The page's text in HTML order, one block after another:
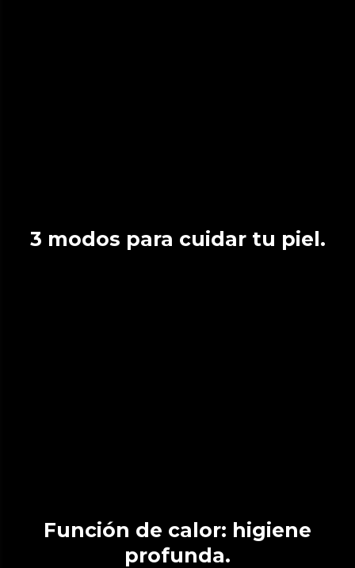
3 modos para cuidar tu piel.
Función de calor: higiene
profunda.